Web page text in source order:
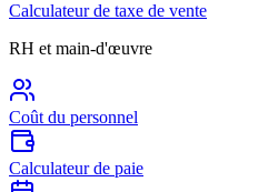
Calculateur de taxe de vente
RH et main-d'œuvre
Coût du personnel
Calculateur de paie